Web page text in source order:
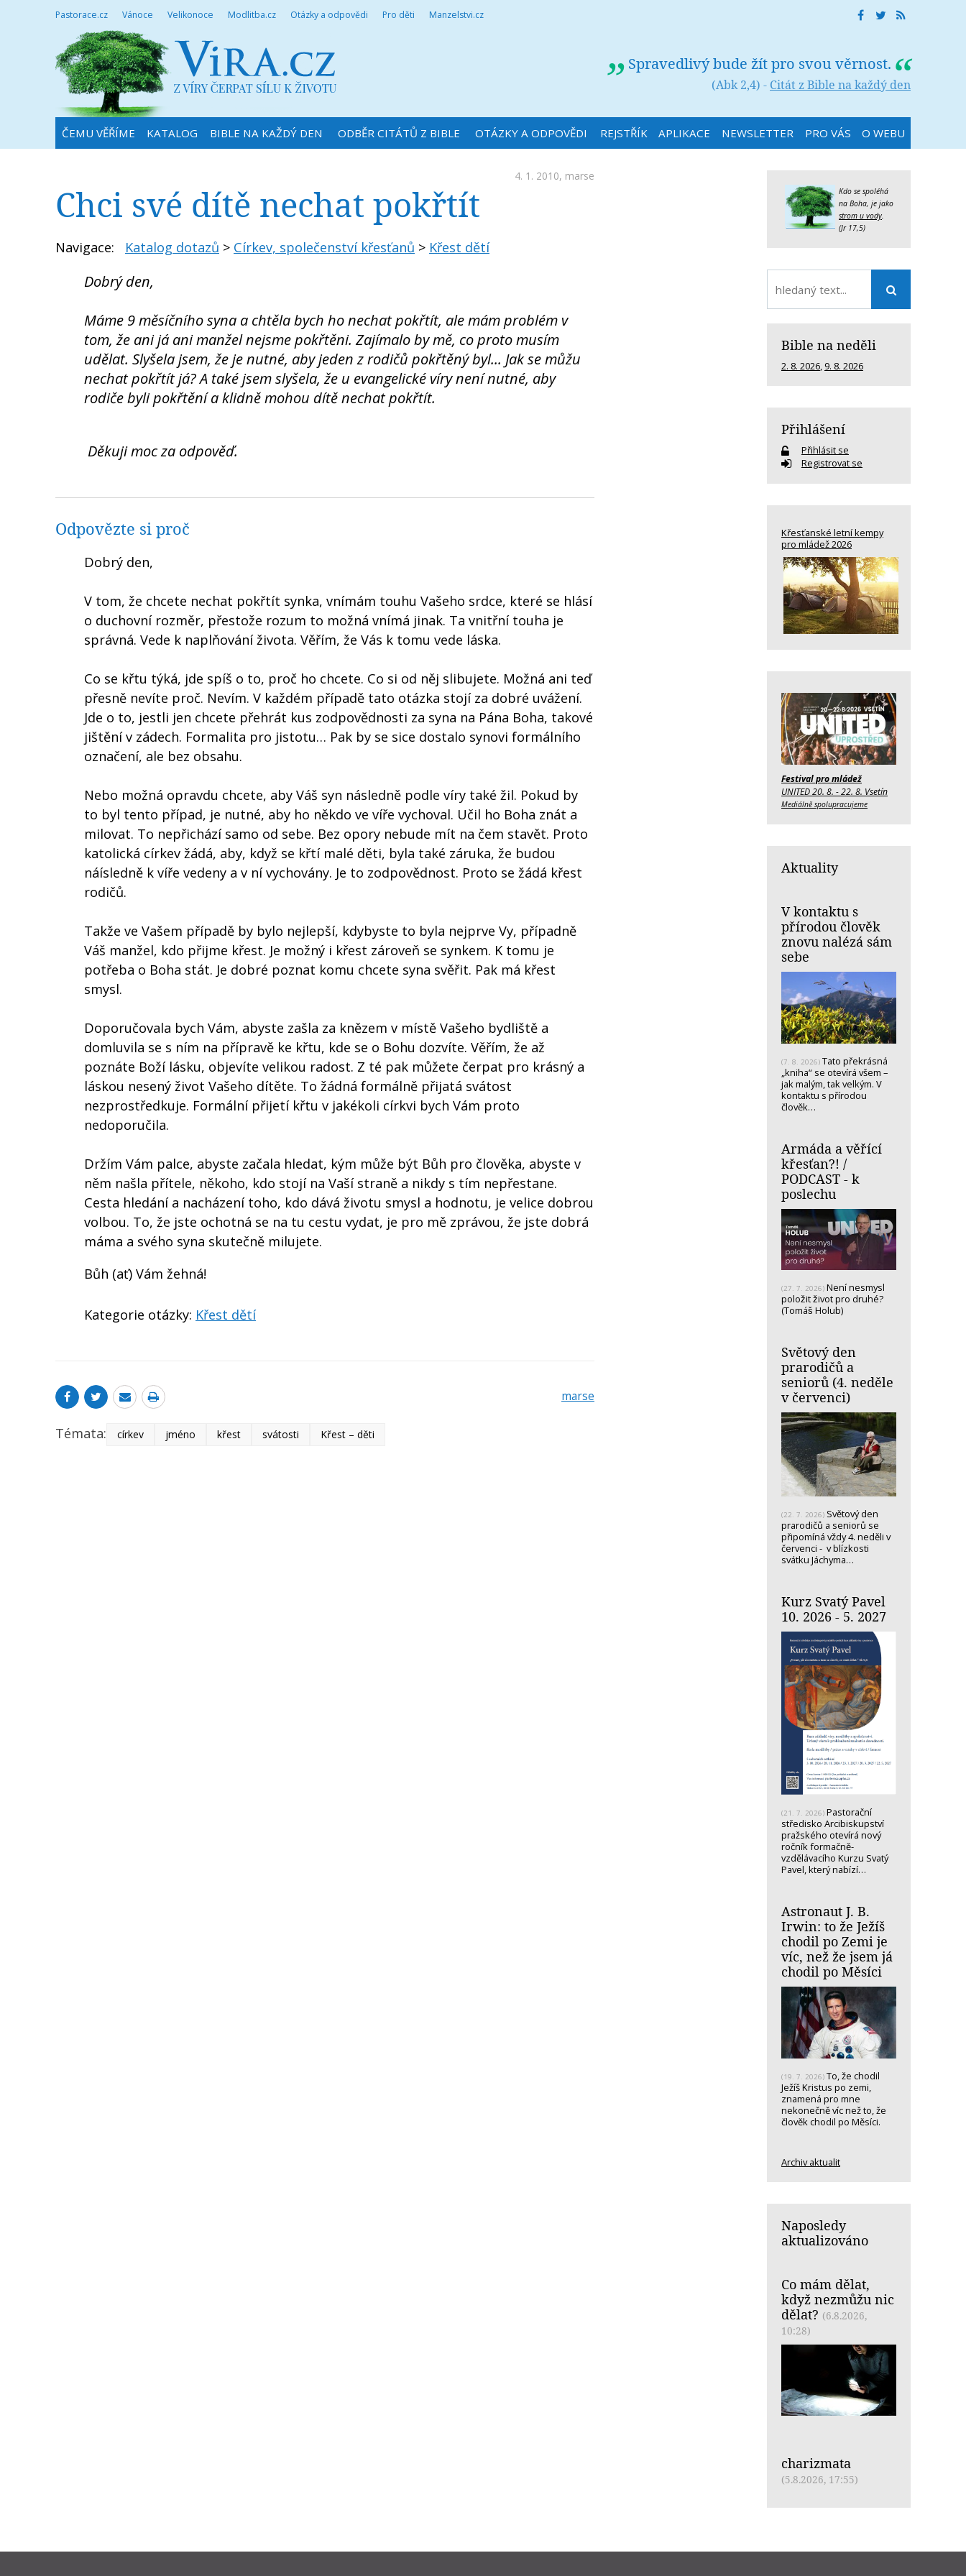
Pastorace.cz Vánoce Velikonoce Modlitba.cz Otázky a odpovědi Pro děti Manzelstvi.cz
Spravedlivý bude žít pro svou věrnost.
(Abk 2,4) - Citát z Bible na každý den
ČEMU VĚŘÍME KATALOG BIBLE NA KAŽDÝ DEN ODBĚR CITÁTŮ Z BIBLE OTÁZKY A ODPOVĚDI REJSTŘÍK APLIKACE NEWSLETTER PRO VÁS O WEBU
4. 1. 2010, marse
Chci své dítě nechat pokřtít
Navigace: Katalog dotazů > Církev, společenství křesťanů > Křest dětí
Dobrý den,
Máme 9 měsíčního syna a chtěla bych ho nechat pokřtít, ale mám problém v
tom, že ani já ani manžel nejsme pokřtěni. Zajímalo by mě, co proto musím
udělat. Slyšela jsem, že je nutné, aby jeden z rodičů pokřtěný byl... Jak se můžu
nechat pokřtít já? A také jsem slyšela, že u evangelické víry není nutné, aby
rodiče byli pokřtění a klidně mohou dítě nechat pokřtít.
Děkuji moc za odpověď.
Odpovězte si proč
Dobrý den,
V tom, že chcete nechat pokřtít synka, vnímám touhu Vašeho srdce, které se hlásí
o duchovní rozměr, přestože rozum to možná vnímá jinak. Ta vnitřní touha je
správná. Vede k naplňování života. Věřím, že Vás k tomu vede láska.
Co se křtu týká, jde spíš o to, proč ho chcete. Co si od něj slibujete. Možná ani teď
přesně nevíte proč. Nevím. V každém případě tato otázka stojí za dobré uvážení.
Jde o to, jestli jen chcete přehrát kus zodpovědnosti za syna na Pána Boha, takové
jištění v zádech. Formalita pro jistotu… Pak by se sice dostalo synovi formálního
označení, ale bez obsahu.
Nebo možná opravdu chcete, aby Váš syn následně podle víry také žil. Pokud by
to byl tento případ, je nutné, aby ho někdo ve víře vychoval. Učil ho Boha znát a
milovat. To nepřichází samo od sebe. Bez opory nebude mít na čem stavět. Proto
katolická církev žádá, aby, když se křtí malé děti, byla také záruka, že budou
náísledně k víře vedeny a v ní vychovány. Je to zodpovědnost. Proto se žádá křest
rodičů.
Takže ve Vašem případě by bylo nejlepší, kdybyste to byla nejprve Vy, případně
Váš manžel, kdo přijme křest. Je možný i křest zároveň se synkem. K tomu je
potřeba o Boha stát. Je dobré poznat komu chcete syna svěřit. Pak má křest
smysl.
Doporučovala bych Vám, abyste zašla za knězem v místě Vašeho bydliště a
domluvila se s ním na přípravě ke křtu, kde se o Bohu dozvíte. Věřím, že až
poznáte Boží lásku, objevíte velikou radost. Z té pak můžete čerpat pro krásný a
láskou nesený život Vašeho dítěte. To žádná formálně přijatá svátost
nezprostředkuje. Formální přijetí křtu v jakékoli církvi bych Vám proto
nedoporučila.
Držím Vám palce, abyste začala hledat, kým může být Bůh pro člověka, abyste v
něm našla přítele, někoho, kdo stojí na Vaší straně a nikdy s tím nepřestane.
Cesta hledání a nacházení toho, kdo dává životu smysl a hodnotu, je velice dobrou
volbou. To, že jste ochotná se na tu cestu vydat, je pro mě zprávou, že jste dobrá
máma a svého syna skutečně milujete.
Bůh (ať) Vám žehná!
Kategorie otázky: Křest dětí
marse
Témata: církev jméno křest svátosti Křest – děti
Kdo se spoléhá
na Boha, je jako
strom u vody.
(Jr 17,5)
Bible na neděli
2. 8. 2026, 9. 8. 2026
Přihlášení
Přihlásit se
Registrovat se
Křesťanské letní kempy
pro mládež 2026
Festival pro mládež
UNITED 20. 8. - 22. 8. Vsetín
Mediálně spolupracujeme
Aktuality
V kontaktu s
přírodou člověk
znovu nalézá sám
sebe
(7. 8. 2026) Tato překrásná
„kniha“ se otevírá všem –
jak malým, tak velkým. V
kontaktu s přírodou
člověk…
Armáda a věřící
křesťan?! /
PODCAST - k
poslechu
(27. 7. 2026) Není nesmysl
položit život pro druhé?
(Tomáš Holub)
Světový den
prarodičů a
seniorů (4. neděle
v červenci)
(22. 7. 2026) Světový den
prarodičů a seniorů se
připomíná vždy 4. neděli v
červenci - v blízkosti
svátku Jáchyma…
Kurz Svatý Pavel
10. 2026 - 5. 2027
(21. 7. 2026) Pastorační
středisko Arcibiskupství
pražského otevírá nový
ročník formačně-
vzdělávacího Kurzu Svatý
Pavel, který nabízí…
Astronaut J. B.
Irwin: to že Ježíš
chodil po Zemi je
víc, než že jsem já
chodil po Měsíci
(19. 7. 2026) To, že chodil
Ježíš Kristus po zemi,
znamená pro mne
nekonečně víc než to, že
člověk chodil po Měsíci.
Archiv aktualit
Naposledy
aktualizováno
Co mám dělat,
když nezmůžu nic
dělat? (6.8.2026,
10:28)
charizmata
(5.8.2026, 17:55)